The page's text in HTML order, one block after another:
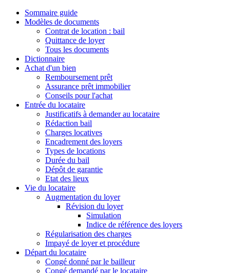
Sommaire guide
Modèles de documents
Contrat de location : bail
Quittance de loyer
Tous les documents
Dictionnaire
Achat d'un bien
Remboursement prêt
Assurance prêt immobilier
Conseils pour l'achat
Entrée du locataire
Justificatifs à demander au locataire
Rédaction bail
Charges locatives
Encadrement des loyers
Types de locations
Durée du bail
Dépôt de garantie
Etat des lieux
Vie du locataire
Augmentation du loyer
Révision du loyer
Simulation
Indice de référence des loyers
Régularisation des charges
Impayé de loyer et procédure
Départ du locataire
Congé donné par le bailleur
Congé demandé par le locataire